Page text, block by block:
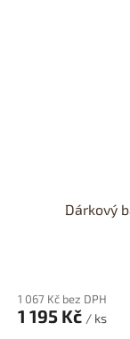
Dárkový
1 067 Kč bez DPH
1 195 Kč / ks